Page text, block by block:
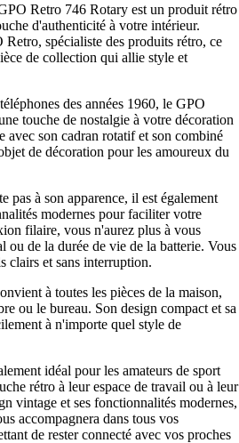
Retro 746 Rotary est un produit rétro
d'authenticité à votre intérieur.
spécialiste des produits rétro, ce
de collection qui allie style et
des années 1960, le GPO
touche de nostalgie à votre décoration
avec son cadran rotatif et son combiné
de décoration pour les amoureux du
pas à son apparence, il est également
modernes pour faciliter votre
filaire, vous n'aurez plus à vous
ou de la durée de vie de la batterie. Vous
clairs et sans interruption.
à toutes les pièces de la maison,
ou le bureau. Son design compact et sa
à n'importe quel style de
idéal pour les amateurs de sport
rétro à leur espace de travail ou à leur
vintage et ses fonctionnalités modernes,
accompagnera dans tous vos
de rester connecté avec vos proches